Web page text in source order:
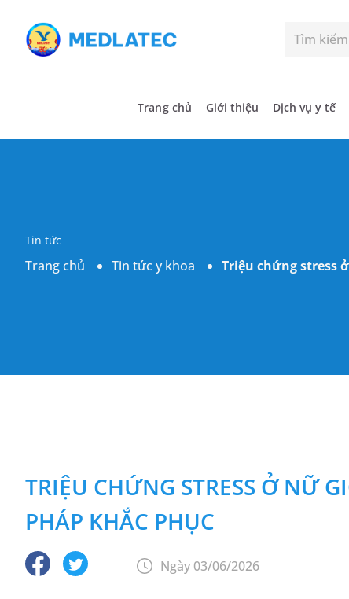
Trang chủ Giới thiệu Dịch vụ y tế
Tin tức
Trang chủ Tin tức y khoa Triệu chứng stress
TRIỆU CHỨNG STRESS Ở NỮ
PHÁP KHẮC PHỤC
Ngày 03/06/2026